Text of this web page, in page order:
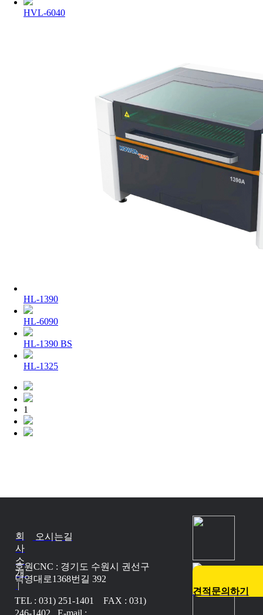
HVL-6040
HL-1390
HL-6090
HL-1390 BS
HL-1325
1
회
사
소
개
|
오시는길
호원CNC : 경기도 수원시 권선구
덕영대로1368번길 392
TEL : 031) 251-1401 FAX : 031)
246-1402 E-mail :
견적문의하기